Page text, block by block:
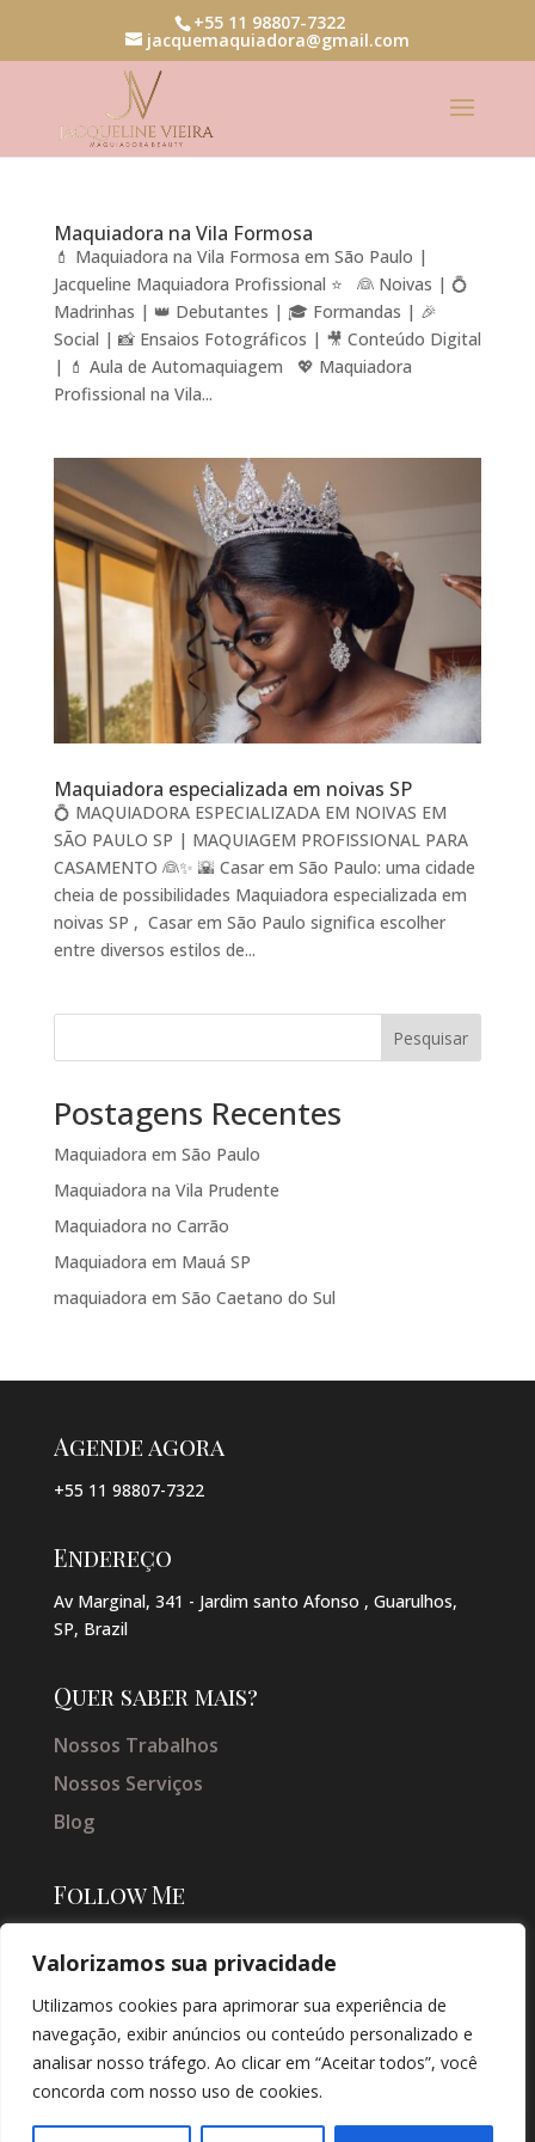
Valorizamos sua privacidade
Utilizamos cookies para aprimorar sua experiência de
navegação, exibir anúncios ou conteúdo personalizado e
analisar nosso tráfego. Ao clicar em “Aceitar todos”, você
concorda com nosso uso de cookies.
+55 11 98807-7322
jacquemaquiadora@gmail.com
Maquiadora na Vila Formosa
💄 Maquiadora na Vila Formosa em São Paulo |
Jacqueline Maquiadora Profissional ⭐ 👰 Noivas | 💍
Madrinhas | 👑 Debutantes | 🎓 Formandas | 🎉
Social | 📸 Ensaios Fotográficos | 🎥 Conteúdo Digital
| 💄 Aula de Automaquiagem 💖 Maquiadora
Profissional na Vila...
Maquiadora especializada em noivas SP
💍 MAQUIADORA ESPECIALIZADA EM NOIVAS EM
SÃO PAULO SP | MAQUIAGEM PROFISSIONAL PARA
CASAMENTO 👰✨ 🌇 Casar em São Paulo: uma cidade
cheia de possibilidades Maquiadora especializada em
noivas SP , Casar em São Paulo significa escolher
entre diversos estilos de...
Pesquisar
Postagens Recentes
Maquiadora em São Paulo
Maquiadora na Vila Prudente
Maquiadora no Carrão
Maquiadora em Mauá SP
maquiadora em São Caetano do Sul
Agende agora
+55 11 98807-7322
Endereço
Av Marginal, 341 - Jardim santo Afonso , Guarulhos,
SP, Brazil
Quer saber mais?
Nossos Trabalhos
Nossos Serviços
Blog
Follow Me